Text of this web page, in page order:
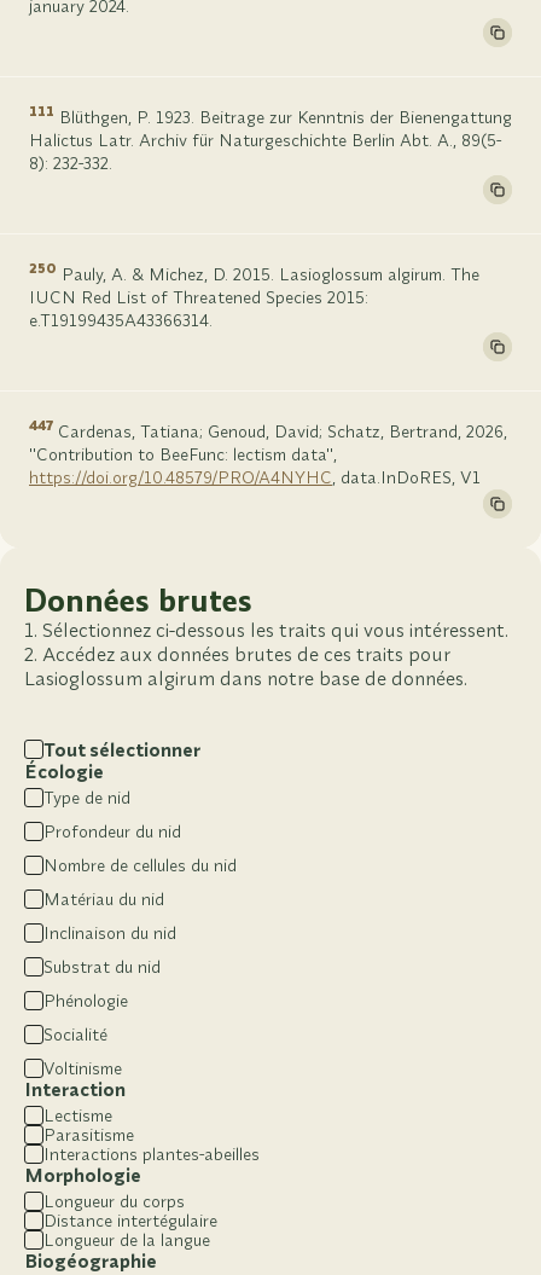
january 2024.
111 Blüthgen, P. 1923. Beitrage zur Kenntnis der Bienengattung
Halictus Latr. Archiv für Naturgeschichte Berlin Abt. A., 89(5-
8): 232-332.
250 Pauly, A. & Michez, D. 2015. Lasioglossum algirum. The
IUCN Red List of Threatened Species 2015:
e.T19199435A43366314.
447 Cardenas, Tatiana; Genoud, David; Schatz, Bertrand, 2026,
"Contribution to BeeFunc: lectism data",
https://doi.org/10.48579/PRO/A4NYHC, data.InDoRES, V1
Données brutes
Sélectionnez ci-dessous les traits qui vous intéressent.
Accédez aux données brutes de ces traits pour
Lasioglossum algirum dans notre base de données.
Tout sélectionner
Écologie
Type de nid
Profondeur du nid
Nombre de cellules du nid
Matériau du nid
Inclinaison du nid
Substrat du nid
Phénologie
Socialité
Voltinisme
Interaction
Lectisme
Parasitisme
Interactions plantes-abeilles
Morphologie
Longueur du corps
Distance intertégulaire
Longueur de la langue
Biogéographie